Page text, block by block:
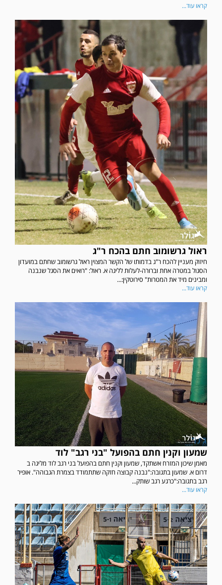
קראו עוד...
ראול גרשומוב חתם בהכח ר"ג
חיזוק מעניין להכח ר"ג בדמותו של הקשר המצוין ראול גרשומוב שחתם במועדון
הסגול במטרה אחת וברורה-לעלות לליגה א. ראול: "רואים את הסגל שנבנה
ומבינים מיד את המטרות" סירוטקין:...
קראו עוד...
שמעון וקנין חתם בהפועל "בני רגב" לוד
מאמן שיכון המזרח אשתקד, שמעון וקנין חתם בהפועל בני רגב לוד מליגה ב
דרום א. שמעון בתגובה:"נבנה קבוצה חזקה שתתמודד בצמרת הגבוהה". אופיר
רגב בתגובה:"כרגע רגב שותק...
קראו עוד...